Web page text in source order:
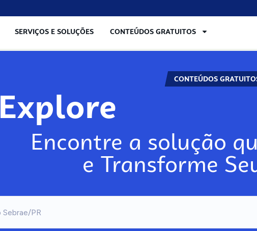
SERVIÇOS E SOLUÇÕES CONTEÚDOS GRATUITOS
CONTEÚDOS
Explore
Encontre a solução
e Transforme